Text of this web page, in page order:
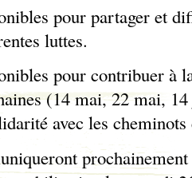
pour partager et
luttes.
pour contribuer à
(14 mai, 22 mai,
avec les